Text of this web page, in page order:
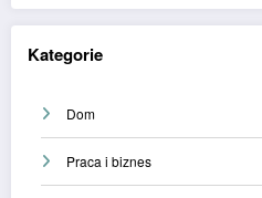
Kategorie
Dom
Praca i biznes